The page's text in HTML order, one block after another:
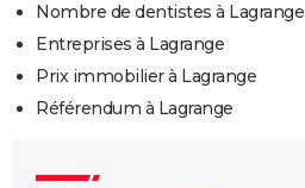
Nombre de dentistes à Lagrange
Entreprises à Lagrange
Prix immobilier à Lagrange
Référendum à Lagrange